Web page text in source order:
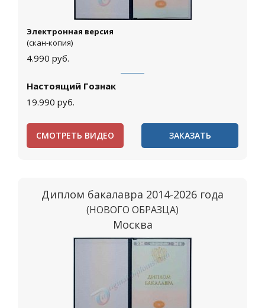
Электронная версия
(скан-копия)
4.990 руб.
Настоящий Гознак
19.990 руб.
СМОТРЕТЬ ВИДЕО ЗАКАЗАТЬ
Диплом бакалавра 2014-2026 года
(НОВОГО ОБРАЗЦА)
Москва